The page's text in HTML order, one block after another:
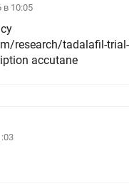
в 10:05
research/tadalafil-
accutane